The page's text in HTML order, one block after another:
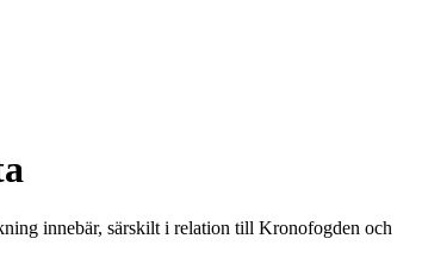
innebär, särskilt i relation till Kronofogden och